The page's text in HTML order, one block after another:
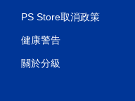
PS Store取消政策
健康警告
關於分級